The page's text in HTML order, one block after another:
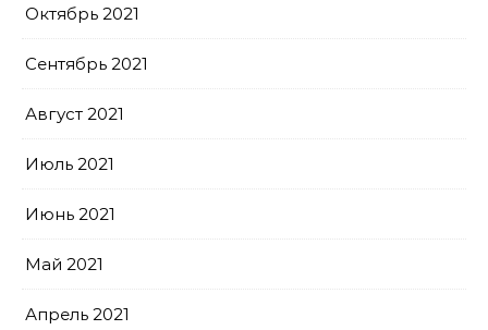
Октябрь 2021
Сентябрь 2021
Август 2021
Июль 2021
Июнь 2021
Май 2021
Апрель 2021